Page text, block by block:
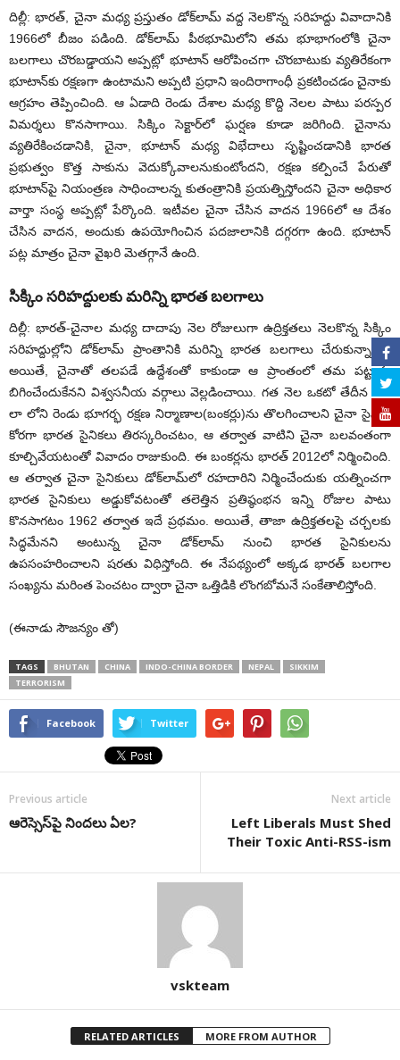
దిల్లీ: భారత్‌, చైనా మధ్య ప్రస్తుతం డోక్‌లామ్‌ వద్ద నెలకొన్న సరిహద్దు వివాదానికి
1966లో బీజం పడింది. డోక్‌లామ్‌ పీఠభూమిలోని తమ భూభాగంలోకి చైనా
బలగాలు చొరబడ్డాయని అప్పట్లో భూటాన్‌ ఆరోపించగా చొరబాటుకు వ్యతిరేకంగా
భూటాన్‌కు రక్షణగా ఉంటామని అప్పటి ప్రధాని ఇందిరాగాంధీ ప్రకటించడం చైనాకు
ఆగ్రహం తెప్పించింది. ఆ ఏడాది రెండు దేశాల మధ్య కొద్ది నెలల పాటు పరస్పర
విమర్శలు కొనసాగాయి. సిక్కిం సెక్టార్‌లో ఘర్షణ కూడా జరిగింది. చైనాను
వ్యతిరేకించడానికి, చైనా, భూటాన్‌ మధ్య విభేదాలు సృష్టించడానికి భారత
ప్రభుత్వం కొత్త సాకును వెదుక్కోవాలనుకుంటోందని, రక్షణ కల్పించే పేరుతో
భూటాన్‌పై నియంత్రణ సాధించాలన్న కుతంత్రానికి ప్రయత్నిస్తోందని చైనా అధికార
వార్తా సంస్థ అప్పట్లో పేర్కొంది. ఇటీవల చైనా చేసిన వాదన 1966లో ఆ దేశం
చేసిన వాదన, అందుకు ఉపయోగించిన పదజాలానికి దగ్గరగా ఉంది. భూటాన్‌
పట్ల మాత్రం చైనా వైఖరి మెతగ్గానే ఉంది.
సిక్కిం సరిహద్దులకు మరిన్ని భారత బలగాలు
దిల్లీ: భారత్‌-చైనాల మధ్య దాదాపు నెల రోజులుగా ఉద్రిక్తతలు నెలకొన్న సిక్కిం
సరిహద్దుల్లోని డోక్‌లామ్‌ ప్రాంతానికి మరిన్ని భారత బలగాలు చేరుకున్నాయి.
అయితే, చైనాతో తలపడే ఉద్దేశంతో కాకుండా ఆ ప్రాంతంలో తమ పట్టును
బిగించేందుకేనని విశ్వసనీయ వర్గాలు వెల్లడించాయి. గత నెల ఒకటో తేదీన డోక
లా లోని రెండు భూగర్భ రక్షణ నిర్మాణాల(బంకర్లు)ను తొలగించాలని చైనా సైన్యం
కోరగా భారత సైనికలు తిరస్కరించటం, ఆ తర్వాత వాటిని చైనా బలవంతంగా
కూల్చివేయటంతో వివాదం రాజుకుంది. ఈ బంకర్లను భారత్‌ 2012లో నిర్మించింది.
ఆ తర్వాత చైనా సైనికులు డోక్‌లామ్‌లో రహదారిని నిర్మించేందుకు యత్నించగా
భారత సైనికులు అడ్డుకోవటంతో తలెత్తిన ప్రతిష్ఠంభన ఇన్ని రోజుల పాటు
కొనసాగటం 1962 తర్వాత ఇదే ప్రథమం. అయితే, తాజా ఉద్రిక్తతలపై చర్చలకు
సిద్ధమేనని అంటున్న చైనా డోక్‌లామ్‌ నుంచి భారత సైనికులను
ఉపసంహరించాలని షరతు విధిస్తోంది. ఈ నేపథ్యంలో అక్కడ భారత్‌ బలగాల
సంఖ్యను మరింత పెంచటం ద్వారా చైనా ఒత్తిడికి లొంగబోమనే సంకేతాలిస్తోంది.
(ఈనాడు సౌజన్యం తో)
TAGS BHUTAN CHINA INDO-CHINA BORDER NEPAL
SIKKIM
TERRORISM
Facebook Twitter
Previous article
ఆరెస్సెస్‌పై నిందలు ఏల?
Next article
Left Liberals Must Shed
Their Toxic Anti-RSS-ism
vskteam
RELATED ARTICLES MORE FROM AUTHOR